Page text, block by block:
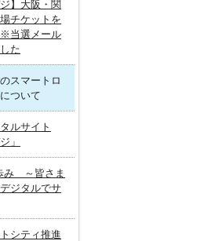
ジ】大阪・関
チケットを
当選メール
た
スマートロ
ついて
ルサイト
」
み ～皆さま
ジタルでサ
シティ推進